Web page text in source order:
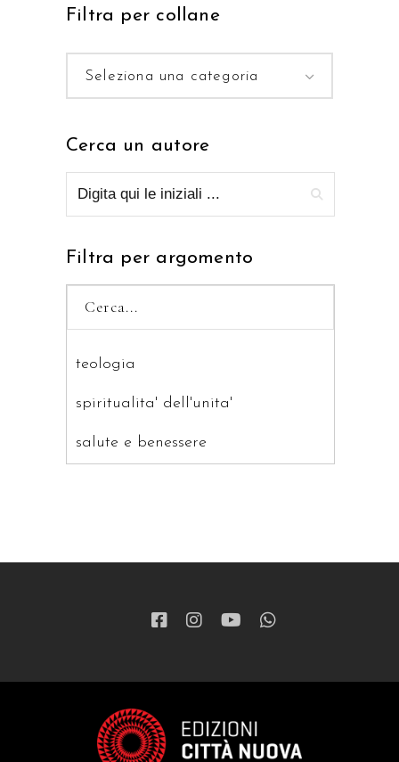
Filtra per collane
Seleziona una categoria
Cerca un autore
Filtra per argomento
teologia
spiritualita' dell'unita'
salute e benessere
patristica
formazione cristiana e liturgia
catalogo storico